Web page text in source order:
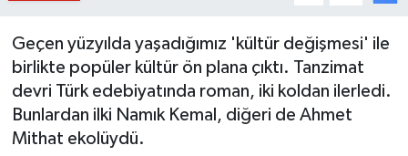
Geçen yüzyılda yaşadığımız 'kültür değişmesi' ile
birlikte popüler kültür ön plana çıktı. Tanzimat
devri Türk edebiyatında roman, iki koldan ilerledi.
Bunlardan ilki Namık Kemal, diğeri de Ahmet
Mithat ekolüydü.
BİLİM VE TEKNOLOJİ
OTOMOBİL
KURUMSAL